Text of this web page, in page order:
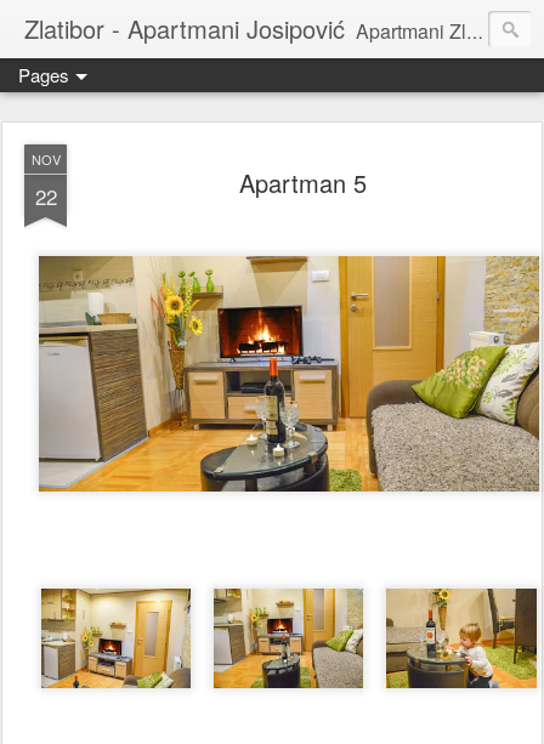
Zlatibor - Apartmani Josipović Apartmani Zlatibor | Privatni smeštaj | Sobe za izdavanje|
Pages
NOV
22 Apartman 5